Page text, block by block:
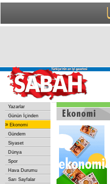
Yazarlar
Günün İçinden
» Ekonomi
Gündem
Siyaset
Dünya
Spor
Hava Durumu
Sarı Sayfalar